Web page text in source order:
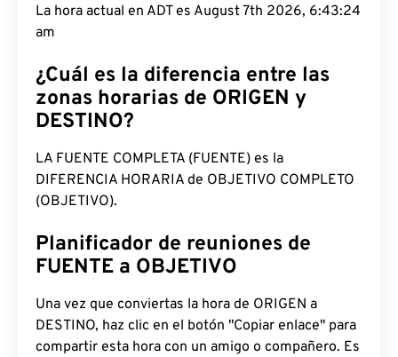
La hora actual en ADT es August 7th 2026, 6:43:25
am
¿Cuál es la diferencia entre las
zonas horarias de ORIGEN y
DESTINO?
LA FUENTE COMPLETA (FUENTE) es la
DIFERENCIA HORARIA de OBJETIVO COMPLETO
(OBJETIVO).
Planificador de reuniones de
FUENTE a OBJETIVO
Una vez que conviertas la hora de ORIGEN a
DESTINO, haz clic en el botón "Copiar enlace" para
compartir esta hora con un amigo o compañero. Es